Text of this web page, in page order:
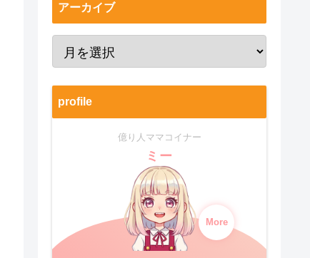
アーカイブ
profile
億り人ママコイナー
ミー
More